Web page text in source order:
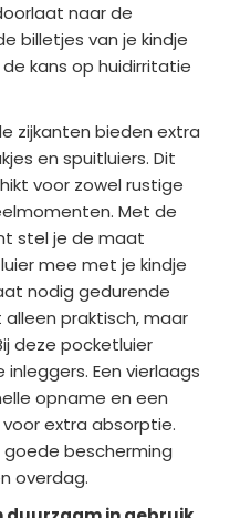
naar de
billetjes van je kindje
kans op huidirritatie
zijkanten bieden extra
en spuitluiers. Dit
voor zowel rustige
Met de
stel je de maat
mee met je kindje
nodig gedurende
praktisch, maar
deze pocketluier
Een vierlaags
opname en een
extra absorptie.
bescherming
overdag.